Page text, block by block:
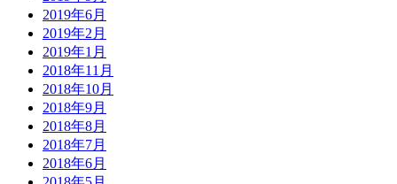
2019年6月
2019年2月
2019年1月
2018年11月
2018年10月
2018年9月
2018年8月
2018年7月
2018年6月